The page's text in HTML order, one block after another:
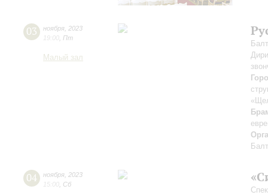
03 ноября 2023
19:00 Пт
Малый зал
04 ноября 2023
15:00 Сб